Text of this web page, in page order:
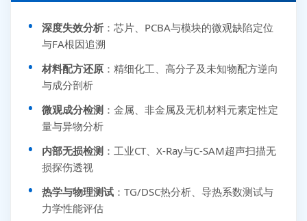
深度失效分析 ：芯片、PCBA与模块的微观缺陷定位
与FA根因追溯
材料配方还原 ：精细化工、高分子及未知物配方逆向
与成分剖析
微观成分检测 ：金属、非金属及无机材料元素定性定
量与异物分析
内部无损检测 ：工业CT、X-Ray与C-SAM超声扫描无
损探伤透视
热学与物理测试 ：TG/DSC热分析、导热系数测试与
力学性能评估